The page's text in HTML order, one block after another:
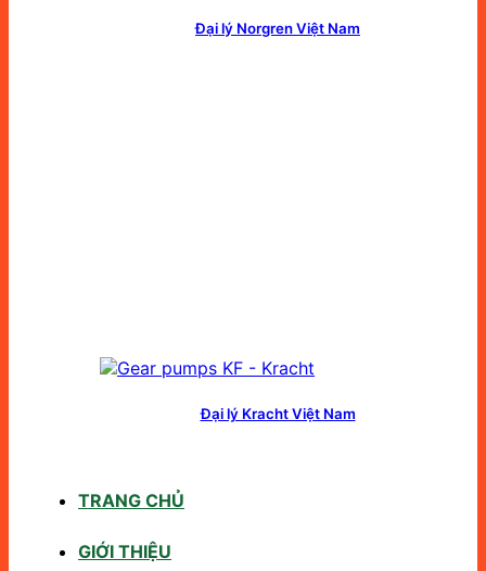
Đại lý Norgren Việt Nam
Đại lý Kracht Việt Nam
TRANG CHỦ
GIỚI THIỆU